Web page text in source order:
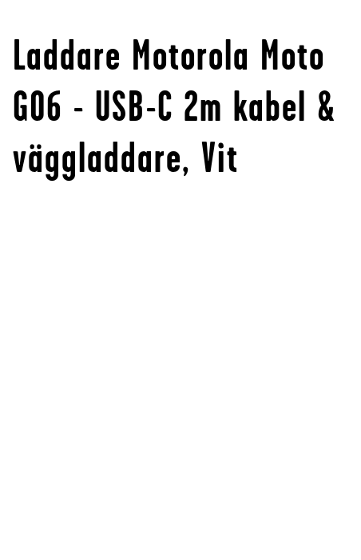
Laddare Motorola Moto
G06 - USB-C 2m kabel &
väggladdare, Vit